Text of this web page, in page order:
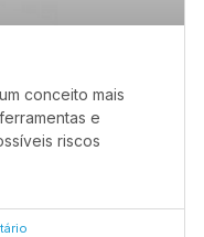
conceito mais
e
riscos